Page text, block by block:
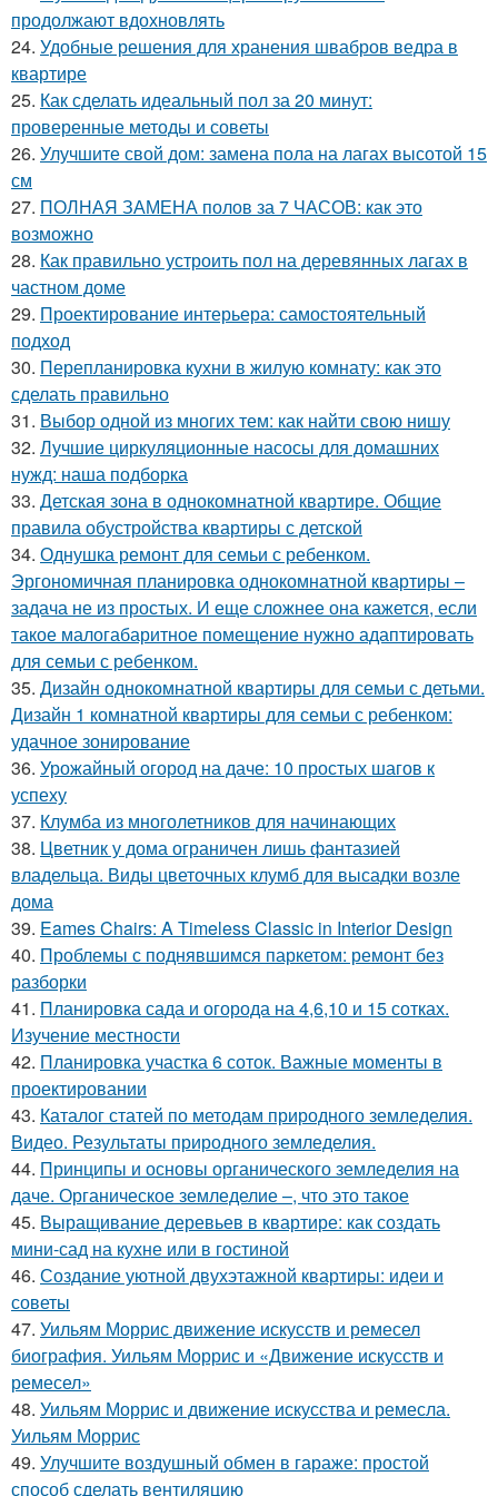
продолжают вдохновлять
24. Удобные решения для хранения швабров ведра в
квартире
25. Как сделать идеальный пол за 20 минут:
проверенные методы и советы
26. Улучшите свой дом: замена пола на лагах высотой 15
см
27. ПОЛНАЯ ЗАМЕНА полов за 7 ЧАСОВ: как это
возможно
28. Как правильно устроить пол на деревянных лагах в
частном доме
29. Проектирование интерьера: самостоятельный
подход
30. Перепланировка кухни в жилую комнату: как это
сделать правильно
31. Выбор одной из многих тем: как найти свою нишу
32. Лучшие циркуляционные насосы для домашних
нужд: наша подборка
33. Детская зона в однокомнатной квартире. Общие
правила обустройства квартиры с детской
34. Однушка ремонт для семьи с ребенком.
Эргономичная планировка однокомнатной квартиры –
задача не из простых. И еще сложнее она кажется, если
такое малогабаритное помещение нужно адаптировать
для семьи с ребенком.
35. Дизайн однокомнатной квартиры для семьи с детьми.
Дизайн 1 комнатной квартиры для семьи с ребенком:
удачное зонирование
36. Урожайный огород на даче: 10 простых шагов к
успеху
37. Клумба из многолетников для начинающих
38. Цветник у дома ограничен лишь фантазией
владельца. Виды цветочных клумб для высадки возле
дома
39. Eames Chairs: A Timeless Classic in Interior Design
40. Проблемы с поднявшимся паркетом: ремонт без
разборки
41. Планировка сада и огорода на 4,6,10 и 15 сотках.
Изучение местности
42. Планировка участка 6 соток. Важные моменты в
проектировании
43. Каталог статей по методам природного земледелия.
Видео. Результаты природного земледелия.
44. Принципы и основы органического земледелия на
даче. Органическое земледелие –, что это такое
45. Выращивание деревьев в квартире: как создать
мини-сад на кухне или в гостиной
46. Создание уютной двухэтажной квартиры: идеи и
советы
47. Уильям Моррис движение искусств и ремесел
биография. Уильям Моррис и «Движение искусств и
ремесел»
48. Уильям Моррис и движение искусства и ремесла.
Уильям Моррис
49. Улучшите воздушный обмен в гараже: простой
способ сделать вентиляцию